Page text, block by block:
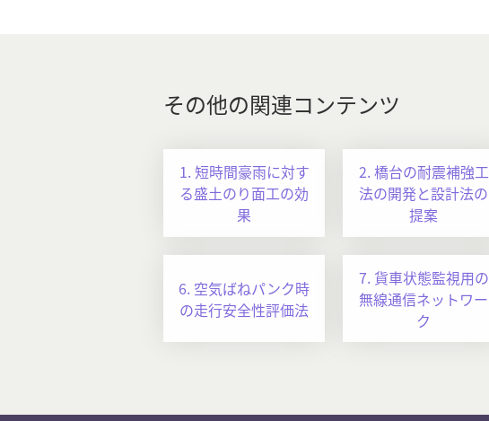
その他の関連コンテンツ
1. 短時間豪雨に対す
る盛土のり面工の効
果
2. 橋台の耐震補強工
法の開発と設計法の
提案
6. 空気ばねパンク時
の走行安全性評価法
7. 貨車状態監視用の
無線通信ネットワー
ク